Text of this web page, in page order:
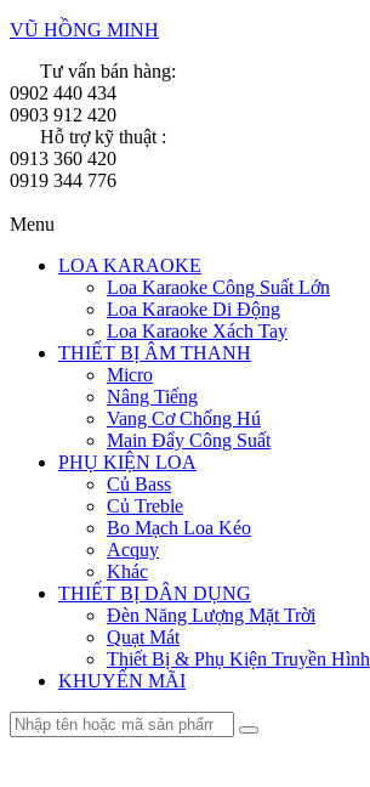
VŨ HỒNG MINH
Tư vấn bán hàng:
0902 440 434
0903 912 420
Hỗ trợ kỹ thuật :
0913 360 420
0919 344 776
Menu
LOA KARAOKE
Loa Karaoke Công Suất Lớn
Loa Karaoke Di Động
Loa Karaoke Xách Tay
THIẾT BỊ ÂM THANH
Micro
Nâng Tiếng
Vang Cơ Chống Hú
Main Đẩy Công Suất
PHỤ KIỆN LOA
Củ Bass
Củ Treble
Bo Mạch Loa Kéo
Acquy
Khác
THIẾT BỊ DÂN DỤNG
Đèn Năng Lượng Mặt Trời
Quạt Mát
Thiết Bị & Phụ Kiện Truyền Hình
KHUYẾN MÃI